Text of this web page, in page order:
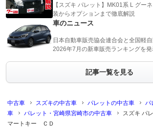
【スズキ パレット】MK01系 L グー
装からオプションまで徹底解説
車のニュース
日本自動車販売協会連合会と全国軽自
2026年7月の新車販売ランキングを発
記事一覧を見る
中古車 スズキの中古車 パレットの中古車
パ
車
パレット・宮崎県宮崎市の中古車
スズキ パ
マートキー ＣＤ